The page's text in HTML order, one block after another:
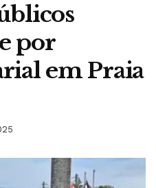
por
em Praia